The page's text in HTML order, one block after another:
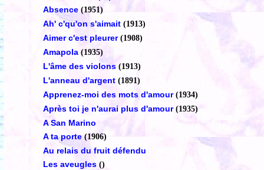
Absence (1951)
Ah' c'qu'on s'aimait (1913)
Aimer c'est pleurer (1908)
Amapola (1935)
L'âme des violons (1913)
L'anneau d'argent (1891)
Apprenez-moi des mots d'amour (1934)
Après toi je n'aurai plus d'amour (1935)
A San Marino
A ta porte (1906)
Au relais du fruit défendu
Les aveugles ()